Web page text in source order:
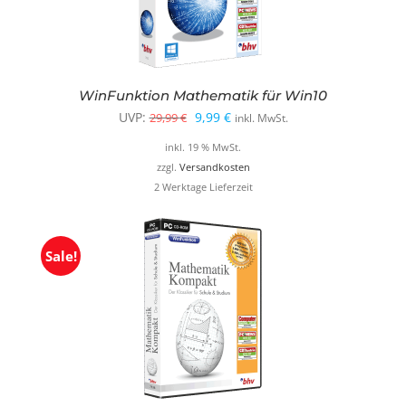
WinFunktion Mathematik für Win10
UVP: 29,99€ Ursprünglicher
Preis
war:
29,99 €
9,99 €Aktueller
Preis
ist:
9,99 €.
inkl. MwSt.
inkl. 19 % MwSt.
zzgl. Versandkosten
2 Werktage Lieferzeit
Sale!